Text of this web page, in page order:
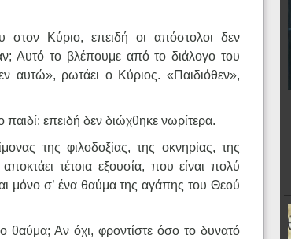
στον Κύριο, επειδή οι απόστολοι δεν
Αυτό το βλέπουμε από το διάλογο του
αυτώ», ρωτάει ο Κύριος. «Παιδιόθεν»,
επειδή δεν διώχθηκε νωρίτερα.
της φιλοδοξίας, της οκνηρίας, της
τέτοια εξουσία, που είναι πολύ
μόνο σ’ ένα θαύμα της αγάπης του Θεού
θαύμα; Αν όχι, φροντίστε όσο το δυνατό